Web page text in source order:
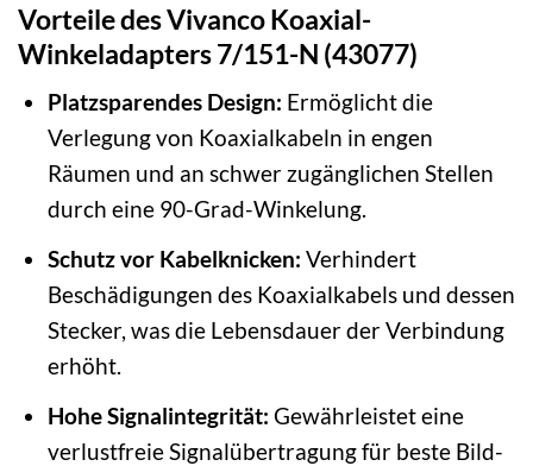
Vorteile des Vivanco Koaxial-
Winkeladapters 7/151-N (43077)
Platzsparendes Design: Ermöglicht die
Verlegung von Koaxialkabeln in engen
Räumen und an schwer zugänglichen Stellen
durch eine 90-Grad-Winkelung.
Schutz vor Kabelknicken: Verhindert
Beschädigungen des Koaxialkabels und dessen
Stecker, was die Lebensdauer der Verbindung
erhöht.
Hohe Signalintegrität: Gewährleistet eine
verlustfreie Signalübertragung für beste Bild-